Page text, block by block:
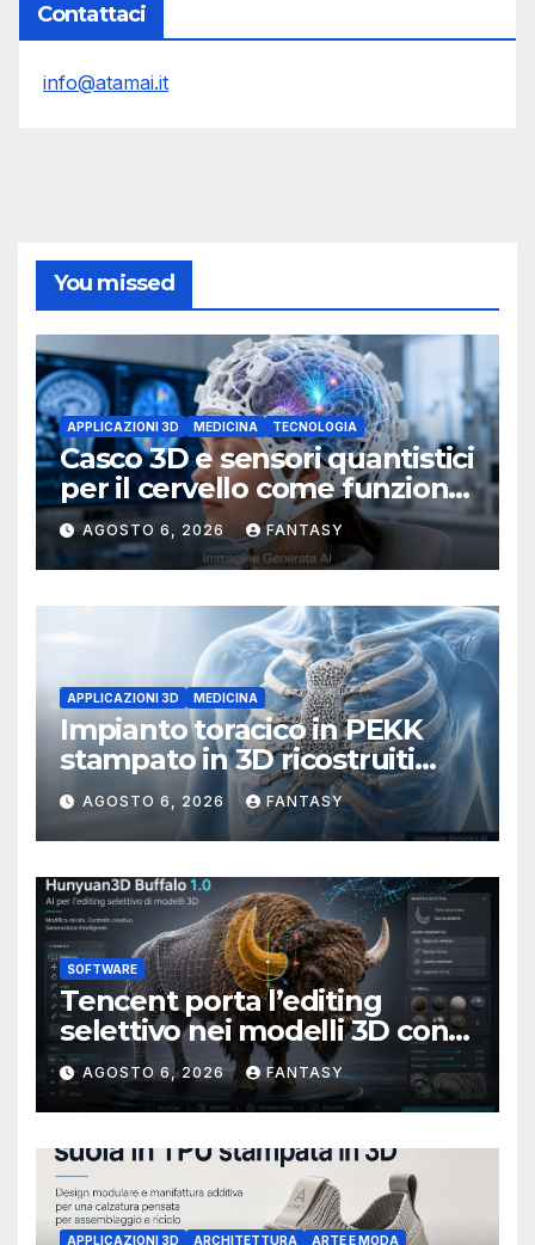
Contattaci
info@atamai.it
You missed
APPLICAZIONI 3D MEDICINA TECNOLOGIA
Casco 3D e sensori quantistici
per il cervello come funziona
l’OPM-MEG
AGOSTO 6, 2026 FANTASY
APPLICAZIONI 3D MEDICINA
Impianto toracico in PEKK
stampato in 3D ricostruiti
sterno e costole dopo un
tumore raro
AGOSTO 6, 2026 FANTASY
SOFTWARE
Tencent porta l’editing
selettivo nei modelli 3D con
Hunyuan3D-Buffalo 1.0
AGOSTO 6, 2026 FANTASY
APPLICAZIONI 3D ARCHITETTURA ARTE E MODA